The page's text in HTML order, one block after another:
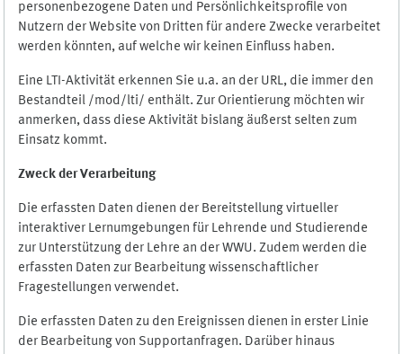
personenbezogene Daten und Persönlichkeitsprofile von
Nutzern der Website von Dritten für andere Zwecke verarbeitet
werden könnten, auf welche wir keinen Einfluss haben.
Eine LTI-Aktivität erkennen Sie u.a. an der URL, die immer den
Bestandteil /mod/lti/ enthält. Zur Orientierung möchten wir
anmerken, dass diese Aktivität bislang äußerst selten zum
Einsatz kommt.
Zweck der Verarbeitung
Die erfassten Daten dienen der Bereitstellung virtueller
interaktiver Lernumgebungen für Lehrende und Studierende
zur Unterstützung der Lehre an der WWU. Zudem werden die
erfassten Daten zur Bearbeitung wissenschaftlicher
Fragestellungen verwendet.
Die erfassten Daten zu den Ereignissen dienen in erster Linie
der Bearbeitung von Supportanfragen. Darüber hinaus